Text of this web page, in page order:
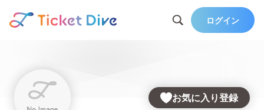
ログイン
お気に入り登録